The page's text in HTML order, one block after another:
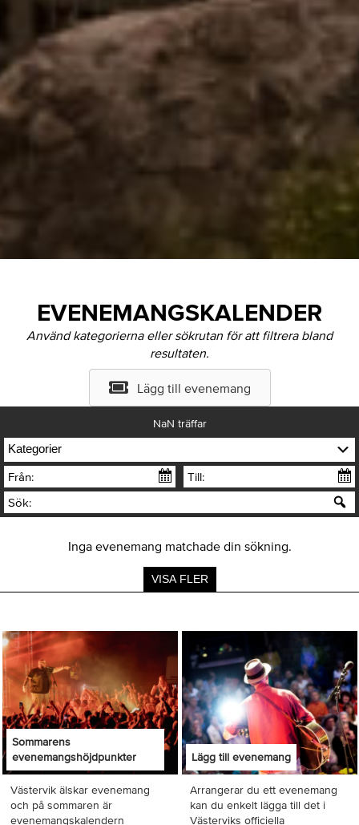
EVENEMANGSKALENDER
Använd kategorierna eller sökrutan för att filtrera bland
resultaten.
Lägg till evenemang
NaN träffar
Kategorier
Från:
Till:
Sök:
Inga evenemang matchade din sökning.
VISA FLER
Sommarens
evenemangshöjdpunkter
Västervik älskar evenemang
och på sommaren är
evenemangskalendern
Lägg till evenemang
Arrangerar du ett evenemang
kan du enkelt lägga till det i
Västerviks officiella